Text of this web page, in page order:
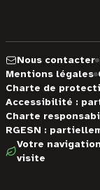
Nous contacter
Mentions légales
Charte de
Accessibilité :
Charte
RGESN :
Votre
visite